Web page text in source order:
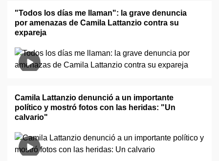
"Todos los días me llaman": la grave denuncia
por amenazas de Camila Lattanzio contra su
expareja
Camila Lattanzio denunció a un importante
político y mostró fotos con las heridas: "Un
calvario"